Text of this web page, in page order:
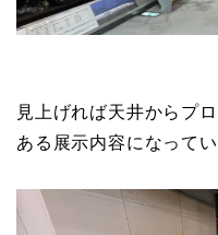
見上げれば天井からプ
ある展示内容になってい